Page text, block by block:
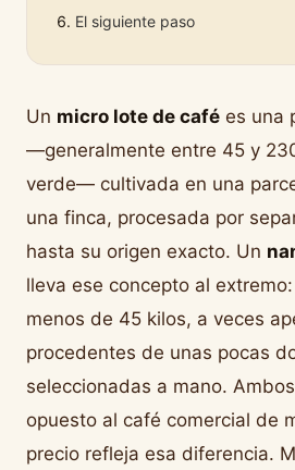
El siguiente paso
Un micro lote de café es una
—generalmente entre 45 y
verde— cultivada en una
una finca, procesada por
hasta su origen exacto. Un
lleva ese concepto al
menos de 45 kilos, a veces
procedentes de unas pocas
seleccionadas a mano.
opuesto al café comercial de
precio refleja esa diferencia.